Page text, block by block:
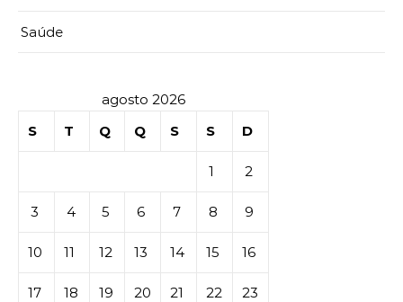
Saúde
agosto 2026
S
T Q Q S S D
1 2
3 4 5 6 7 8 9
10 11 12 13 14 15 16
17 18 19 20 21 22 23